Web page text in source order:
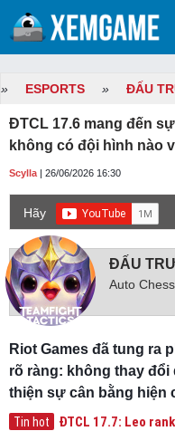
» ESPORTS » ĐẤU
ĐTCL 17.6 mang đến
không có đội hình nào
Scylla | 26/06/2026 16:30
Hãy
game mới hơn nhé!
ĐẤU
Auto
Riot Games đã tung ra
rõ ràng: không thay đổi
thiện sự cân bằng hiện
Tin hot
ĐTCL 17.7: Leo